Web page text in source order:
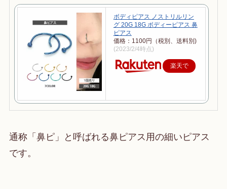
ボディピアス ノストリルリン
グ 20G 18G ボディーピアス 鼻
ピアス
価格：1100円（税別、送料別)
(2023/2/4時点)
楽天で
通称「鼻ピ」と呼ばれる鼻ピアス用の細いピアス
です。